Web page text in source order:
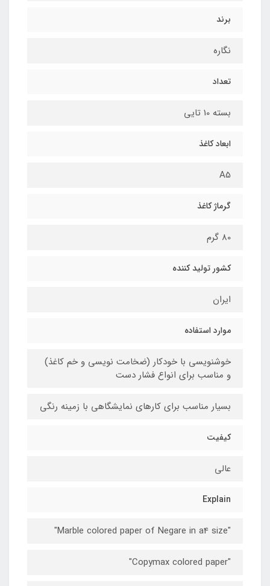
برند
نگاره
تعداد
بسته 10 تایی
ابعاد کاغذ
A5
گرماژ کاغذ
80 گرم
کشور تولید کننده
ایران
موارد استفاده
خوشنویسی با خودکار (ضخامت نویسی و خم کاغذ)
و مناسب برای انواع فشار دست
بسیار مناسب برای کارهای نمایشگاهی با زمینه رنگی
کیفیت
عالی
Explain
"Marble colored paper of Negare in a4 size"
"Copymax colored paper"